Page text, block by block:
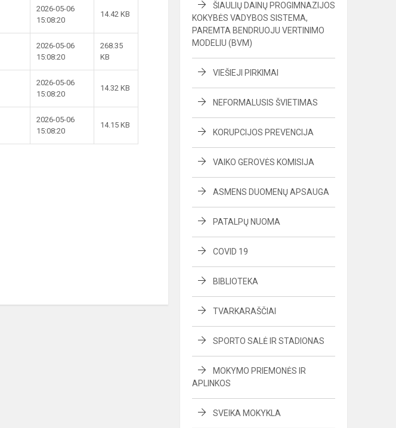
2026-05-06
15:08:20
14.42 KB
2026-05-06
15:08:20
268.35
KB
2026-05-06
15:08:20
14.32 KB
2026-05-06
15:08:20
14.15 KB
ŠIAULIŲ DAINŲ PROGIMNAZIJOS
KOKYBĖS VADYBOS SISTEMA,
PAREMTA BENDRUOJU VERTINIMO
MODELIU (BVM)
VIEŠIEJI PIRKIMAI
NEFORMALUSIS ŠVIETIMAS
KORUPCIJOS PREVENCIJA
VAIKO GEROVĖS KOMISIJA
ASMENS DUOMENŲ APSAUGA
PATALPŲ NUOMA
COVID 19
BIBLIOTEKA
TVARKARAŠČIAI
SPORTO SALĖ IR STADIONAS
MOKYMO PRIEMONĖS IR
APLINKOS
SVEIKA MOKYKLA